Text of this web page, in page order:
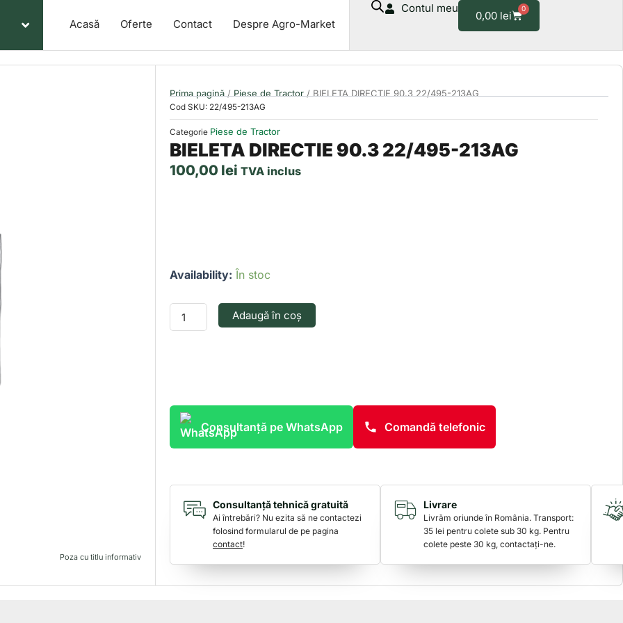
Acasă Oferte Contact Despre Agro-Market
Contul meu
0,00 lei
0
Cart
Poza cu titlu informativ
Prima pagină / Piese de Tractor / BIELETA DIRECTIE 90.3 22/495-213AG
Cod SKU: 22/495-213AG
Categorie Piese de Tractor
BIELETA DIRECTIE 90.3 22/495-213AG
100,00 lei TVA inclus
Availability: În stoc
BIELETA
90.3
22/495-
213AG
Adaugă în coș
Consultanță pe WhatsApp Comandă telefonic
Consultanță tehnică gratuită
Ai întrebări? Nu ezita să ne contactezi
folosind formularul de pe pagina
contact!
Livrare
Livrăm oriunde în România. Transport:
35 lei pentru colete sub 30 kg. Pentru
colete peste 30 kg, contactați-ne.
22/495-
213AG